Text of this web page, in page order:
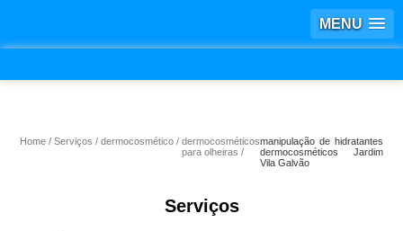
MENU
Home Serviços dermocosmético
dermocosméticos
para olheiras
manipulação de hidratantes
dermocosméticos Jardim
Vila Galvão
Serviços